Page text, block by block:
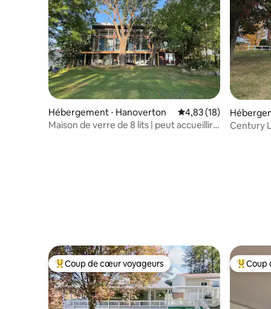
Hébergement ⋅ Hanoverton Évaluation moyenne
4,83 (18)
Maison de verre de 8 lits | peut accueillir
Century
Coups de cœur voyageurs les plus appréciés
Coup de cœur voyageurs Coups
Coup